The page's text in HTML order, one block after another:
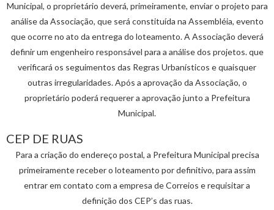
Municipal, o proprietário deverá, primeiramente, enviar o projeto para
análise da Associação, que será constituída na Assembléia, evento
que ocorre no ato da entrega do loteamento. A Associação deverá
definir um engenheiro responsável para a análise dos projetos. que
verificará os seguimentos das Regras Urbanísticos e quaisquer
outras irregularidades. Após a aprovação da Associação, o
proprietário poderá requerer a aprovação junto a Prefeitura
Municipal.
CEP DE RUAS
Para a criação do endereço postal, a Prefeitura Municipal precisa
primeiramente receber o loteamento por definitivo, para assim
entrar em contato com a empresa de Correios e requisitar a
definição dos CEP’s das ruas.